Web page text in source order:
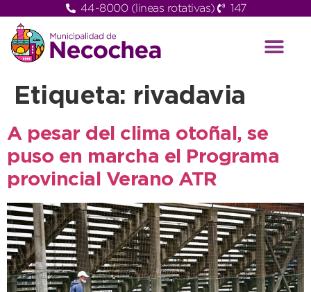
44-8000 (lineas rotativas) 147
Etiqueta: rivadavia
A pesar del clima otoñal, se
puso en marcha el Programa
provincial Verano ATR